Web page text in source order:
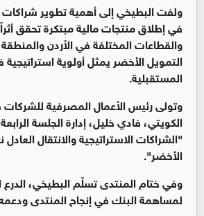
ولفت البطيخي إلى أهمية تطوير شراكات
في إطلاق منتجات مالية مبتكرة تحقق أثراً
والقطاعات المختلفة في الأردن
التمويل الأخضر يمثل أولوية
المستقبلية.
وتولى رئيس الأعمال المصرفية للشركات
الكويتي، فادي خليل، إدارة الجلسة
"الشراكات الاستراتيجية والانتقال
الأخضر".
وفي ختام المنتدى تسلّم البطيخي، الدرع
لمساهمة البنك في إنجاح المنتدى